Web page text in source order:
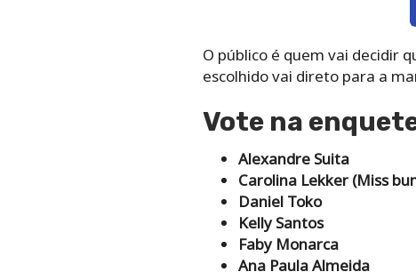
O público é quem vai decidir
escolhido vai direto para a
Vote na
Alexandre Suita
Carolina Lekker (Miss
Daniel Toko
Kelly Santos
Faby Monarca
Ana Paula Almeida